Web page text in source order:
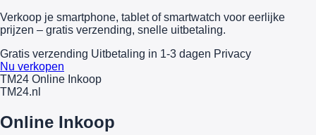
Verkoop je smartphone, tablet of smartwatch voor eerlijke
prijzen – gratis verzending, snelle uitbetaling.
Gratis verzending Uitbetaling in 1-3 dagen Privacy
Nu verkopen
TM24 Online Inkoop
TM24.nl
Online Inkoop